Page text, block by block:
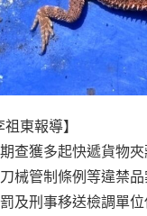
東報導】
查獲多起快遞貨物
械管制條例等違禁
及刑事移送檢調單